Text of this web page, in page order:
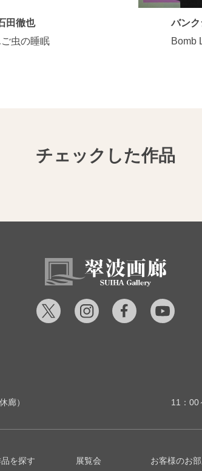
田徹也
虫の睡眠
バン
Bomb
チェックした作品
廊）
11：00
を探す 展覧会 お客様のお